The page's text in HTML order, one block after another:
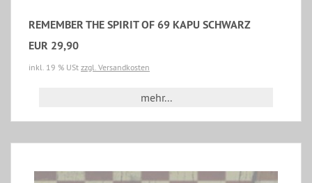
REMEMBER THE SPIRIT OF 69 KAPU SCHWARZ
EUR 29,90
inkl. 19 % USt zzgl. Versandkosten
mehr...